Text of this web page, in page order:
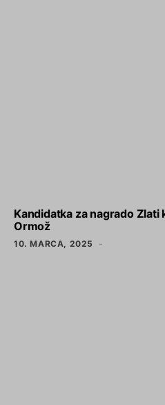
Kandidatka za nagrado
Ormož
10. MARCA, 2025